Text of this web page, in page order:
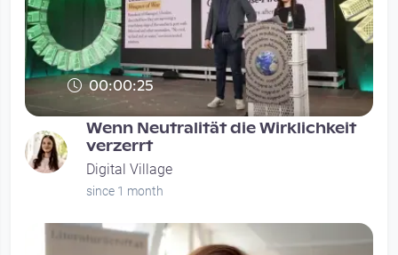
00:00:25
Wenn Neutralität die Wirklichkeit
verzerrt
Digital Village
since 1 month